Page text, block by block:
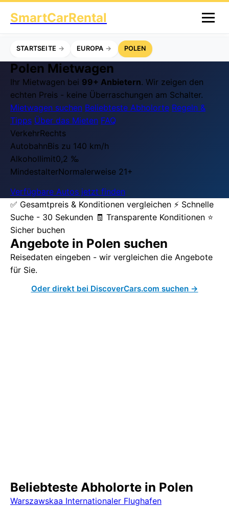
SmartCarRental
STARTSEITE EUROPA POLEN
Polen Mietwagen
Ihr Mietwagen bei 99+ Anbietern. Wir zeigen den
echten Preis - keine Überraschungen am Schalter.
Mietwagen suchen Beliebteste Abholorte Regeln &
Tipps Über das Mieten FAQ
VerkehrRechts
AutobahnBis zu 140 km/h
Alkohollimit0,2 ‰
MindestalterNormalerweise 21+
Verfügbare Autos jetzt finden
✅ Gesamtpreis & Konditionen vergleichen ⚡ Schnelle
Suche - 30 Sekunden 🧾 Transparente Konditionen ⭐
Sicher buchen
Angebote in Polen suchen
Reisedaten eingeben - wir vergleichen die Angebote
für Sie.
Oder direkt bei DiscoverCars.com suchen →
Beliebteste Abholorte in Polen
Warszawskaa Internationaler Flughafen